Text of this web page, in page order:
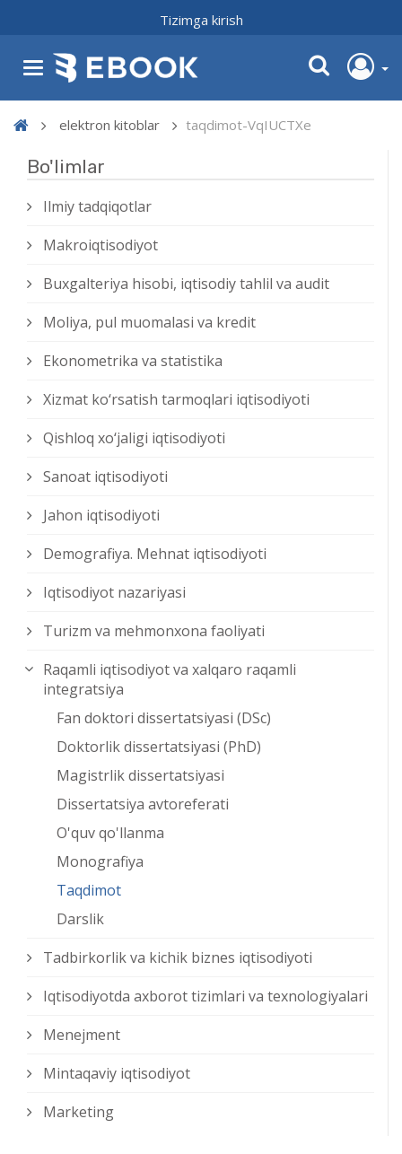
Tizimga kirish
elektron kitoblar taqdimot-VqIUCTXe
Bo'limlar
Ilmiy tadqiqotlar
Makroiqtisodiyot
Buxgalteriya hisobi, iqtisodiy tahlil va audit
Moliya, pul muomalasi va kredit
Ekonometrika va statistika
Xizmat kо‘rsatish tarmoqlari iqtisodiyoti
Qishloq xо‘jaligi iqtisodiyoti
Sanoat iqtisodiyoti
Jahon iqtisodiyoti
Demografiya. Mehnat iqtisodiyoti
Iqtisodiyot nazariyasi
Turizm va mehmonxona faoliyati
Raqamli iqtisodiyot va xalqaro raqamli
integratsiya
Fan doktori dissertatsiyasi (DSc)
Doktorlik dissertatsiyasi (PhD)
Magistrlik dissertatsiyasi
Dissertatsiya avtoreferati
O'quv qo'llanma
Monografiya
Taqdimot
Darslik
Tadbirkorlik va kichik biznes iqtisodiyoti
Iqtisodiyotda axborot tizimlari va texnologiyalari
Menejment
Mintaqaviy iqtisodiyot
Marketing